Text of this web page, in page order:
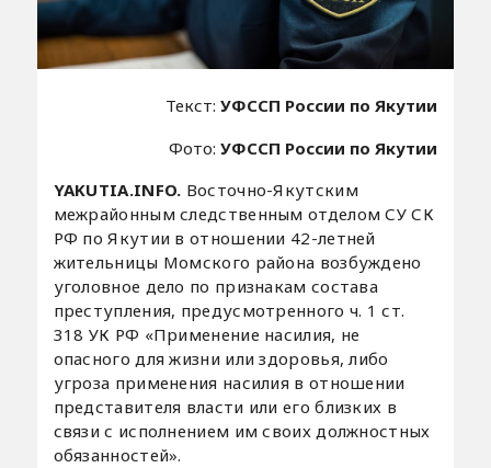
Текст:УФССП России по Якутии
Фото:УФССП России по Якутии
YAKUTIA.INFO. Восточно-Якутским
межрайонным следственным отделом СУ СК
РФ по Якутии в отношении 42-летней
жительницы Момского района возбуждено
уголовное дело по признакам состава
преступления, предусмотренного ч. 1 ст.
318 УК РФ «Применение насилия, не
опасного для жизни или здоровья, либо
угроза применения насилия в отношении
представителя власти или его близких в
связи с исполнением им своих должностных
обязанностей».